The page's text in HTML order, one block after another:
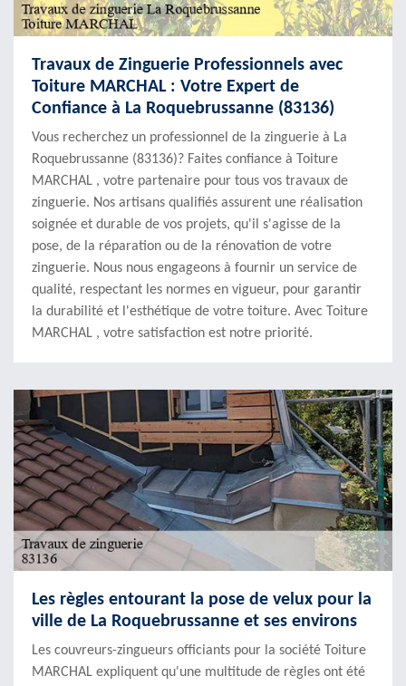
Travaux de Zinguerie Professionnels avec
Toiture MARCHAL : Votre Expert de
Confiance à La Roquebrussanne (83136)
Vous recherchez un professionnel de la zinguerie à La
Roquebrussanne (83136)? Faites confiance à Toiture
MARCHAL , votre partenaire pour tous vos travaux de
zinguerie. Nos artisans qualifiés assurent une réalisation
soignée et durable de vos projets, qu'il s'agisse de la
pose, de la réparation ou de la rénovation de votre
zinguerie. Nous nous engageons à fournir un service de
qualité, respectant les normes en vigueur, pour garantir
la durabilité et l'esthétique de votre toiture. Avec Toiture
MARCHAL , votre satisfaction est notre priorité.
Les règles entourant la pose de velux pour la
ville de La Roquebrussanne et ses environs
Les couvreurs-zingueurs officiants pour la société Toiture
MARCHAL expliquent qu'une multitude de règles ont été